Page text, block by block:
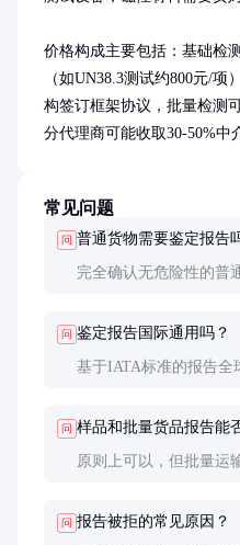
价格构成主要包括：基础检
（如UN38.3测试约800元/
构签订框架协议，批量检测
分代理商可能收取30-50%中
常见问题
问 普通货物需要鉴定报告
完全确认无危险性的普
问 鉴定报告国际通用吗？
基于IATA标准的报告全
问 样品和批量货品报告能
原则上可以，但批量运
问 报告被拒的常见原因？